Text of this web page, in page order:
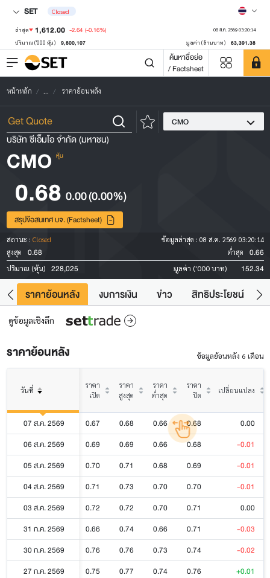
SET Closed
ล่าสุด 1,612.00 -2.64 (-0.16%) 08 ส.ค. 2569 03:20:14
ปริมาณ ('000 หุ้น) 9,800,107 มูลค่า (ล้านบาท) 63,391.38
ค้นหาชื่อย่อ
/ Factsheet
หน้าหลัก ... ราคาย้อนหลัง
CMO
บริษัท ซีเอ็มโอ จำกัด (มหาชน)
CMO หุ้น
0.68 0.00(0.00%)
สรุปข้อสนเทศ บจ. (Factsheet)
สถานะ : Closed ข้อมูลล่าสุด : 08 ส.ค. 2569 03:20:14
สูงสุด
0.68 ต่ำสุด 0.66
ปริมาณ (หุ้น) 228,025 มูลค่า ('000 บาท) 152.34
ราคาย้อนหลัง งบการเงิน ข่าว สิทธิประโยชน์
ดูข้อมูลเชิงลึก
ราคาย้อนหลัง ข้อมูลย้อนหลัง 6 เดือน
วันที่
ราคา
เปิด
ราคา
สูงสุด
ราคา
ต่ำสุด
ราคา
ปิด
เปลี่ยนแปลง
07 ส.ค. 2569 0.67 0.68 0.66 0.68
0.00
06 ส.ค. 2569
0.69 0.69 0.66 0.68
-0.01
05 ส.ค. 2569
0.70 0.71 0.68 0.69
-0.01
04 ส.ค. 2569
0.71 0.73 0.70 0.70
-0.01
03 ส.ค. 2569
0.72 0.72 0.70 0.71
0.00
31 ก.ค. 2569
0.66 0.74 0.66 0.71
-0.03
30 ก.ค. 2569
0.76 0.76 0.73 0.74
-0.02
27 ก.ค. 2569
0.75 0.77 0.74 0.76
+0.01